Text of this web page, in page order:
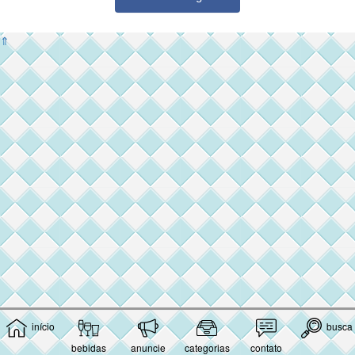
início
bebidas
anuncie categorias contato
busca
⇑